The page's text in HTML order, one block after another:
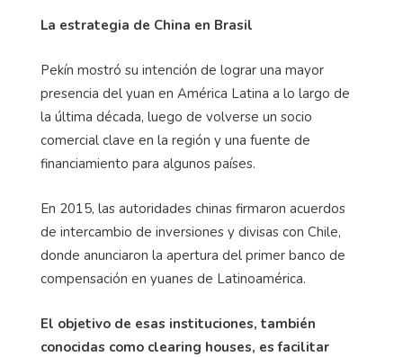
La estrategia de China en Brasil
Pekín mostró su intención de lograr una mayor
presencia del yuan en América Latina a lo largo de
la última década, luego de volverse un socio
comercial clave en la región y una fuente de
financiamiento para algunos países.
En 2015, las autoridades chinas firmaron acuerdos
de intercambio de inversiones y divisas con Chile,
donde anunciaron la apertura del primer banco de
compensación en yuanes de Latinoamérica.
El objetivo de esas instituciones, también
conocidas como clearing houses, es facilitar